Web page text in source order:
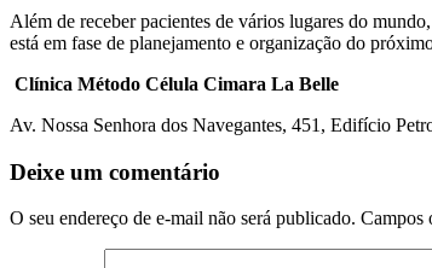
Além de receber pacientes de vários lugares do
está em fase de planejamento e organização do
Clínica Método Célula Cimara La Belle
Av. Nossa Senhora dos Navegantes, 451, Edifício
Deixe um comentário
O seu endereço de e-mail não será publicado. Campos